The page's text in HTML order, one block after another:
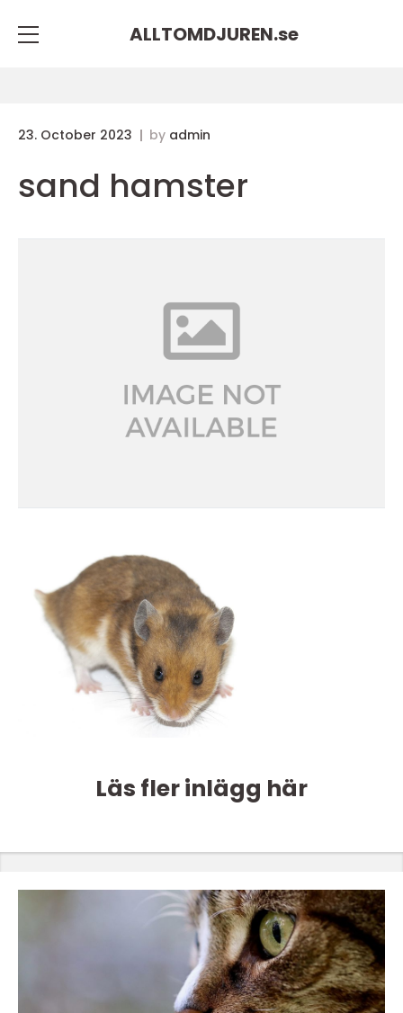
ALLTOMDJUREN.se
23. October 2023 by admin
sand hamster
Läs fler inlägg här